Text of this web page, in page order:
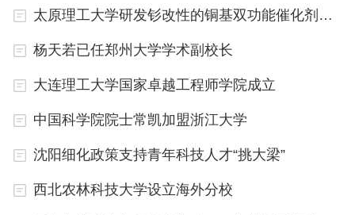
目利用的冷能相当于每年为社会节约用电197万千瓦
时、减排二氧化碳1800吨。
（记者操秀英）
太原理工大学研发钐改性的铜基双功能催化剂体系
杨天若已任郑州大学学术副校长
大连理工大学国家卓越工程师学院成立
中国科学院院士常凯加盟浙江大学
沈阳细化政策支持青年科技人才“挑大梁”
西北农林科技大学设立海外分校